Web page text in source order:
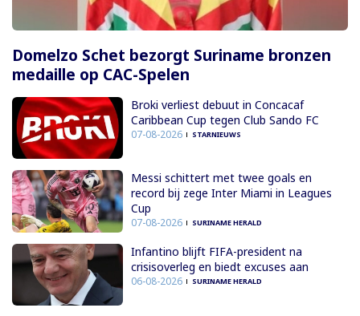
Domelzo Schet bezorgt Suriname bronzen
medaille op CAC-Spelen
Broki verliest debuut in Concacaf
Caribbean Cup tegen Club Sando FC
07-08-2026 STARNIEUWS
Messi schittert met twee goals en
record bij zege Inter Miami in Leagues
Cup
07-08-2026 SURINAME HERALD
Infantino blijft FIFA-president na
crisisoverleg en biedt excuses aan
06-08-2026 SURINAME HERALD